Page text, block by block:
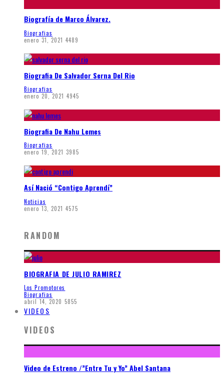
Biografía de Marco Álvarez.
Biografias
enero 31, 2021 4489
Biografia De Salvador Serna Del Rio
Biografias
enero 20, 2021 4945
Biografia De Nahu Lemes
Biografias
enero 19, 2021 3985
Así Nació “Contigo Aprendí”
Noticias
enero 13, 2021 4575
RANDOM
BIOGRAFIA DE JULIO RAMIREZ
Los Promotores
Biografias
abril 14, 2020 5855
VIDEOS
VIDEOS
Video de Estreno /”Entre Tu y Yo” Abel Santana